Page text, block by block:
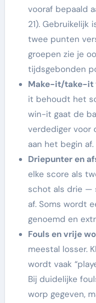
vooraf bepaald
21). Gebruikelijk
twee punten
groepen zie je
tijdsgebonden
Make-it/take-it
it behoudt het
win-it gaat de
verdediger voor
aan het begin af.
Driepunter en
elke score als
schot als drie —
af. Soms wordt
genoemd en
Fouls en vrije
meestal losser.
wordt vaak
Bij duidelijke
worp gegeven,